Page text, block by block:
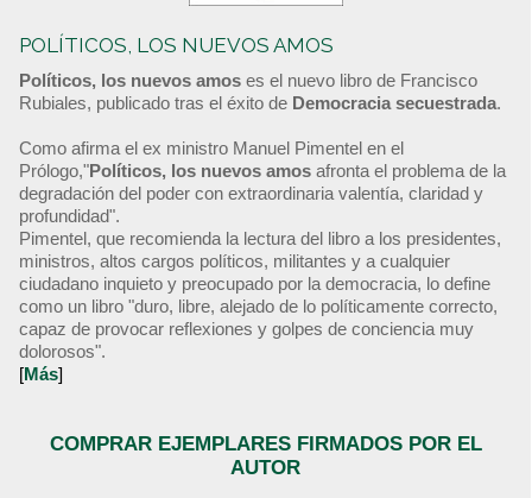
POLÍTICOS, LOS NUEVOS AMOS
Políticos, los nuevos amos es el nuevo libro de Francisco
Rubiales, publicado tras el éxito de Democracia secuestrada.
Como afirma el ex ministro Manuel Pimentel en el
Prólogo,"Políticos, los nuevos amos afronta el problema de la
degradación del poder con extraordinaria valentía, claridad y
profundidad".
Pimentel, que recomienda la lectura del libro a los presidentes,
ministros, altos cargos políticos, militantes y a cualquier
ciudadano inquieto y preocupado por la democracia, lo define
como un libro "duro, libre, alejado de lo políticamente correcto,
capaz de provocar reflexiones y golpes de conciencia muy
dolorosos".
[Más]
COMPRAR EJEMPLARES FIRMADOS POR EL
AUTOR